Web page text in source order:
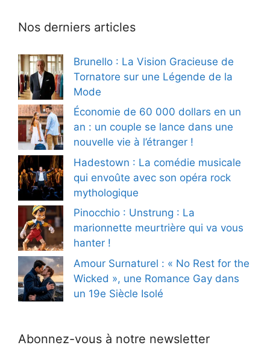
Nos derniers articles
Brunello : La Vision Gracieuse de
Tornatore sur une Légende de la
Mode
Économie de 60 000 dollars en un
an : un couple se lance dans une
nouvelle vie à l’étranger !
Hadestown : La comédie musicale
qui envoûte avec son opéra rock
mythologique
Pinocchio : Unstrung : La
marionnette meurtrière qui va vous
hanter !
Amour Surnaturel : « No Rest for the
Wicked », une Romance Gay dans
un 19e Siècle Isolé
Abonnez-vous à notre newsletter